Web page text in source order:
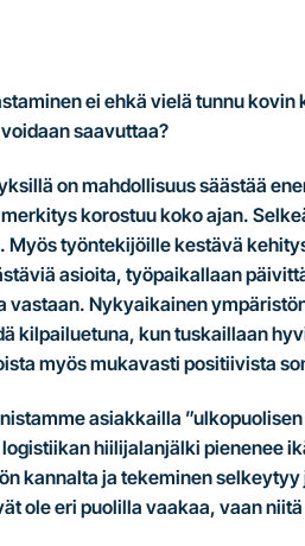
ei ehkä vielä tunnu
saavuttaa?
on mahdollisuus säästää
korostuu koko ajan.
Myös työntekijöille kestävä
asioita, työpaikallaan
vastaan. Nykyaikainen
kilpailuetuna, kun tuskaillaan
myös mukavasti positiivista
asiakkailla
hiilijalanjälki pienenee
kannalta ja tekeminen
ole eri puolilla vaakaa, vaan